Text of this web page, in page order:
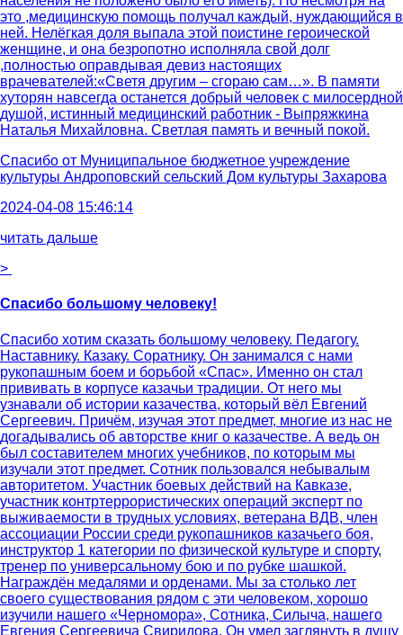
это ,медицинскую помощь получал каждый, нуждающийся в
ней. Нелёгкая доля выпала этой поистине героической
женщине, и она безропотно исполняла свой долг
,полностью оправдывая девиз настоящих
врачевателей:«Светя другим – сгораю сам…». В памяти
хуторян навсегда останется добрый человек с милосердной
душой, истинный медицинский работник - Выпряжкина
Наталья Михайловна. Светлая память и вечный покой.
Спасибо от Муниципальное бюджетное учреждение
культуры Андроповский сельский Дом культуры Захарова
2024-04-08 15:46:14
читать дальше
>
Спасибо большому человеку!
Спасибо хотим сказать большому человеку. Педагогу.
Наставнику. Казаку. Соратнику. Он занимался с нами
рукопашным боем и борьбой «Спас». Именно он стал
прививать в корпусе казачьи традиции. От него мы
узнавали об истории казачества, который вёл Евгений
Сергеевич. Причём, изучая этот предмет, многие из нас не
догадывались об авторстве книг о казачестве. А ведь он
был составителем многих учебников, по которым мы
изучали этот предмет. Сотник пользовался небывалым
авторитетом. Участник боевых действий на Кавказе,
участник контртеррористических операций эксперт по
выживаемости в трудных условиях, ветерана ВДВ, член
ассоциации России среди рукопашников казачьего боя,
инструктор 1 категории по физической культуре и спорту,
тренер по универсальному бою и по рубке шашкой.
Награждён медалями и орденами. Мы за столько лет
своего существования рядом с эти человеком, хорошо
изучили нашего «Черномора», Сотника, Силыча, нашего
Евгения Сергеевича Свиридова. Он умел заглянуть в душу